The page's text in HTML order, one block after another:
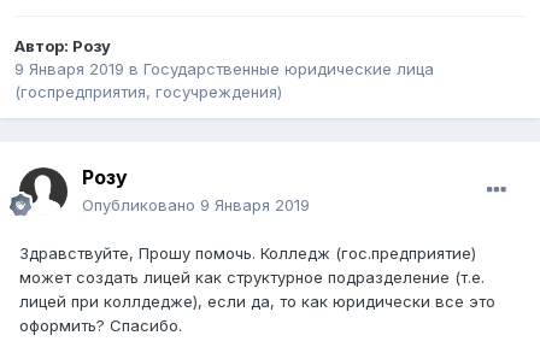
Автор: Розу
9 Января 2019 в Государственные юридические лица
(госпредприятия, госучреждения)
Розу
Опубликовано 9 Января 2019
Здравствуйте, Прошу помочь. Колледж (гос.предприятие)
может создать лицей как структурное подразделение (т.е.
лицей при коллдедже), если да, то как юридически все это
оформить? Спасибо.